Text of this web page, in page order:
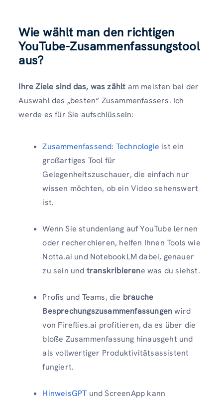
Wie wählt man den richtigen
YouTube-Zusammenfassungstool
aus?
Ihre Ziele sind das, was zählt am meisten bei der
Auswahl des „besten“ Zusammenfassers. Ich
werde es für Sie aufschlüsseln:
Zusammenfassend: Technologie ist ein
großartiges Tool für
Gelegenheitszuschauer, die einfach nur
wissen möchten, ob ein Video sehenswert
ist.
Wenn Sie stundenlang auf YouTube lernen
oder recherchieren, helfen Ihnen Tools wie
Notta.ai und NotebookLM dabei, genauer
zu sein und transkribierene was du siehst.
Profis und Teams, die brauche
Besprechungszusammenfassungenwird
von Fireflies.ai profitieren, da es über die
bloße Zusammenfassung hinausgeht und
als vollwertiger Produktivitätsassistent
fungiert.
HinweisGPTund ScreenApp kann